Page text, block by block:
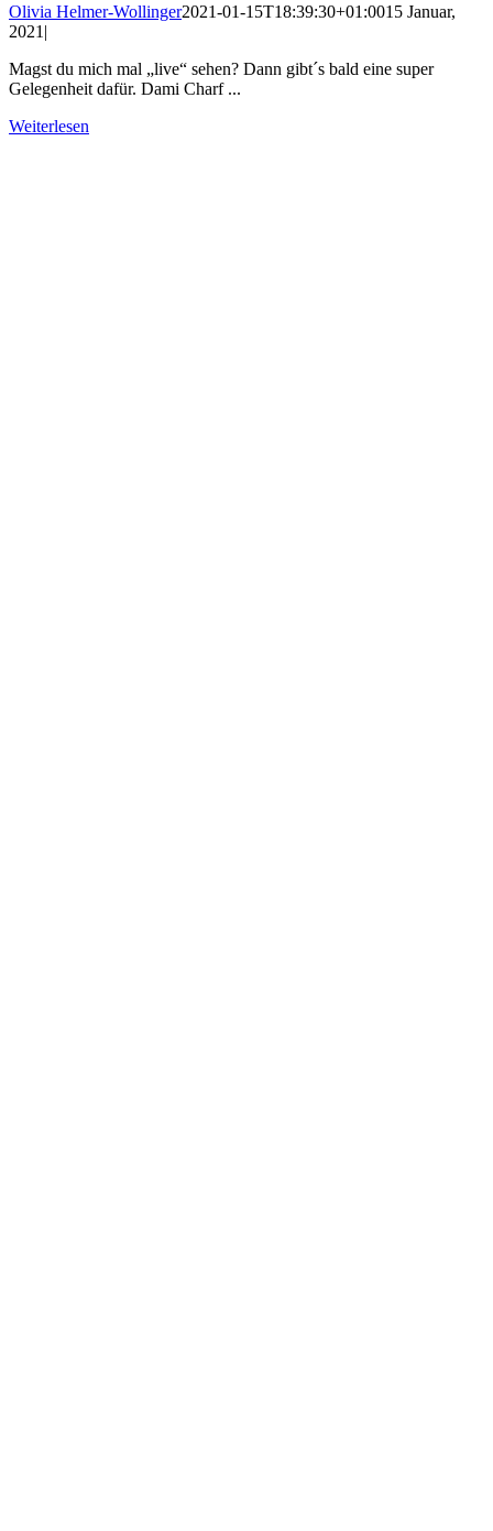
Olivia Helmer-Wollinger2021-01-15T18:39:30+01:0015 Januar,
2021 |
Magst du mich mal „live“ sehen? Dann gibt´s bald eine super
Gelegenheit dafür. Dami Charf ...
Weiterlesen